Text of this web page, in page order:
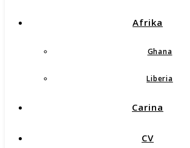
Afrika
Ghana
Liberia
Carina
CV